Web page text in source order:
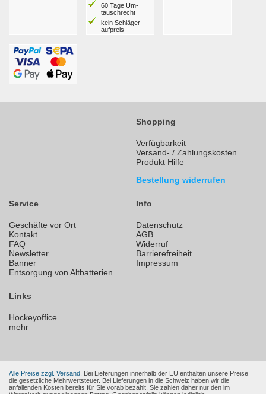
60 Tage Um­
tausch­recht
kein Schläger­
aufpreis
Shopping
Verfügbarkeit
Versand- / Zahlungskosten
Produkt Hilfe
Bestellung widerrufen
Service
Geschäfte vor Ort
Kontakt
FAQ
Newsletter
Banner
Entsorgung von Altbatterien
Info
Datenschutz
AGB
Widerruf
Barrierefreiheit
Impressum
Links
Hockeyoffice
mehr
Alle Preise zzgl. Versand. Bei Lieferungen innerhalb der EU enthalten unsere Preise
die gesetzliche Mehrwertsteuer. Bei Lieferungen in die Schweiz haben wir die
anfallenden Kosten bereits für Sie vorab bezahlt. Sie zahlen daher nur den im